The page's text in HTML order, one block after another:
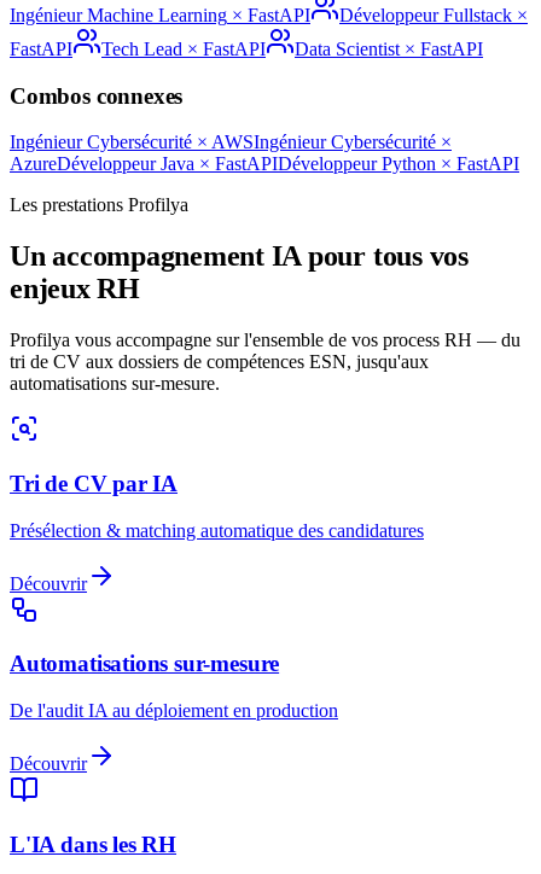
Ingénieur Machine Learning × FastAPI Développeur Fullstack ×
FastAPI
Tech Lead × FastAPI Data Scientist × FastAPI
Combos connexes
Ingénieur Cybersécurité × AWSIngénieur Cybersécurité ×
AzureDéveloppeur Java × FastAPIDéveloppeur Python × FastAPI
Les prestations Profilya
Un accompagnement IA pour tous vos
enjeux RH
Profilya vous accompagne sur l'ensemble de vos process RH — du
tri de CV aux dossiers de compétences ESN, jusqu'aux
automatisations sur-mesure.
Tri de CV par IA
Présélection & matching automatique des candidatures
Découvrir
Automatisations sur-mesure
De l'audit IA au déploiement en production
Découvrir
L'IA dans les RH